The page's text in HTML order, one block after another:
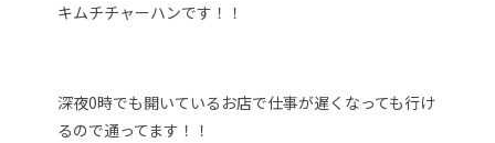
キムチチャーハンです！！
深夜0時でも開いているお店で仕事が遅くなっても行け
るので通ってます！！